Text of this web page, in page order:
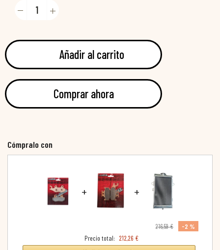
Añadir al carrito
Comprar ahora
Cómpralo con
+ +
216,59 €
-2 %
Precio total: 212,26 €